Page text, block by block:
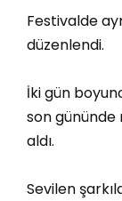
Festivalde
düzenlendi.
İki gün
son gününde
aldı.
Sevilen